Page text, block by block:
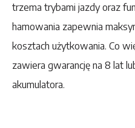
trzema trybami jazdy oraz
hamowania zapewnia
kosztach użytkowania. Co
zawiera gwarancję na 8 lat
akumulatora.